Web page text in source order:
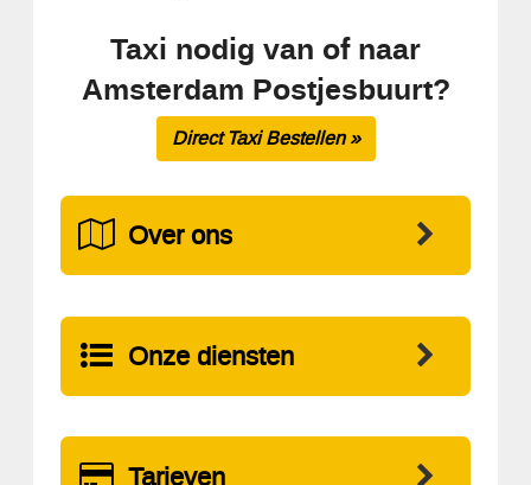
Taxi nodig van of naar
Amsterdam Postjesbuurt?
Direct Taxi Bestellen »
Over ons
Onze diensten
Tarieven